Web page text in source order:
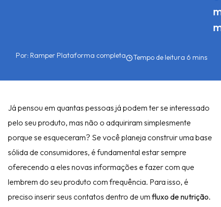
Por: Ramper Plataforma completa
Já pensou em quantas pessoas já podem ter se interessado
pelo seu produto, mas não o adquiriram simplesmente
porque se esqueceram? Se você planeja construir uma base
sólida de consumidores, é fundamental estar sempre
oferecendo a eles novas informações e fazer com que
lembrem do seu produto com frequência. Para isso, é
preciso inserir seus contatos dentro de umfluxo de nutrição.